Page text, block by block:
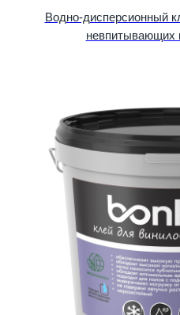
Водно-дисперсионный
невпитывающих